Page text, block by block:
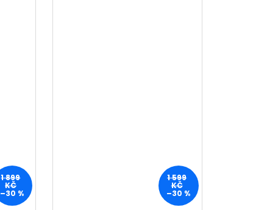
1 899
KČ
–30 %
1 599
KČ
–30 %